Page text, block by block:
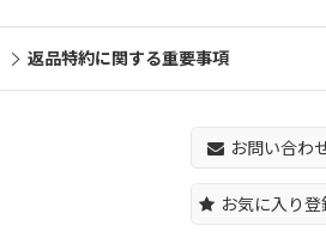
返品特約に関する重要事項
お問い合わ
お気に入り登